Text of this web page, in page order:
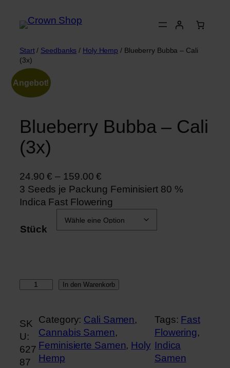
Inhalt
Start/ Seedbanks / Holy Hemp / Blueberry Bubba – Cali
(3x)
Angebot!
Blueberry Bubba – Cali
(3x)
24.90€ – 159.00€
3 Seeds je Packung Feminisiert 80 %
Indica Fast Flowering
Stück
e
b
e
r
In den Warenkorb
SK
U:
627
87
Category: Cali Samen
Cannabis Samen
Feminisierte Samen, Holy
Hemp
Tags: Fast
Flowering
Indica
Samen